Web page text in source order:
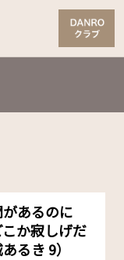
あるのに
こか寂しげだ
るき 9）